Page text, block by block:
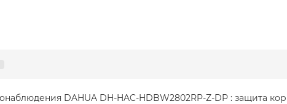
DAHUA DH-HAC-HDBW2802RP-Z-DP : защита